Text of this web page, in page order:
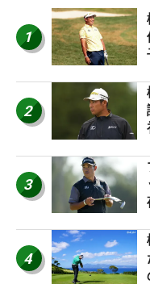
1
2
3
4